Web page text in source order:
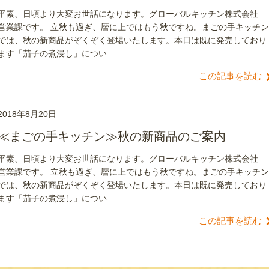
素、日頃より大変お世話になります。グローバルキッチン株式会社
業課です。 立秋も過ぎ、暦に上ではもう秋ですね。まごの手キッチン
は、秋の新商品がぞくぞく登場いたします。本日は既に発売しており
す「茄子の煮浸し」につい...
この記事を読む
年8月20日
まごの手キッチン≫秋の新商品のご案内
素、日頃より大変お世話になります。グローバルキッチン株式会社
業課です。 立秋も過ぎ、暦に上ではもう秋ですね。まごの手キッチン
は、秋の新商品がぞくぞく登場いたします。本日は既に発売しており
す「茄子の煮浸し」につい...
この記事を読む